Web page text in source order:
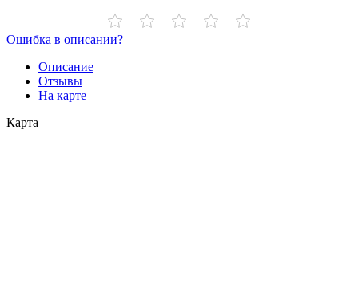
Ошибка в описании?
Описание
Отзывы
На карте
Карта